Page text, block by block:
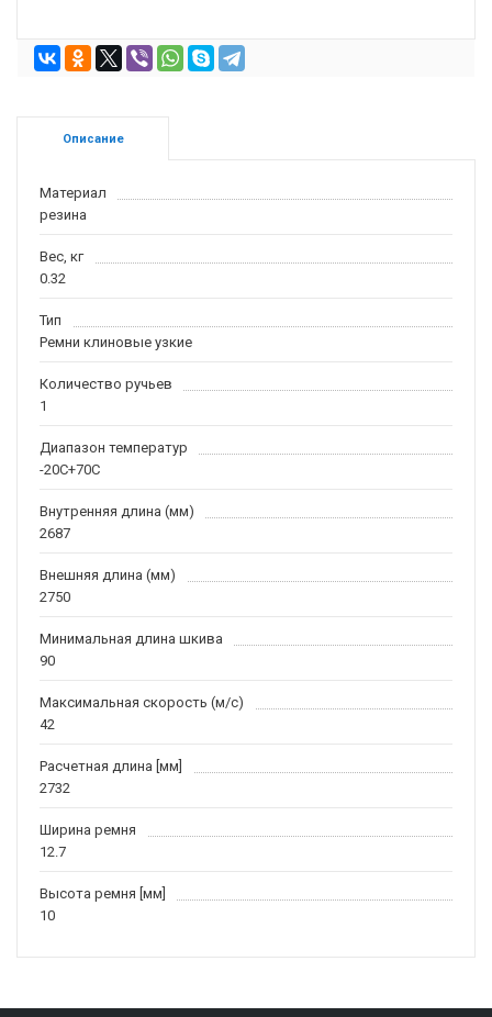
Описание
Материал
резина
Вес, кг
0.32
Тип
Ремни клиновые узкие
Количество ручьев
1
Диапазон температур
-20С+70С
Внутренняя длина (мм)
2687
Внешняя длина (мм)
2750
Минимальная длина шкива
90
Максимальная скорость (м/c)
42
Расчетная длина [мм]
2732
Ширина ремня
12.7
Высота ремня [мм]
10